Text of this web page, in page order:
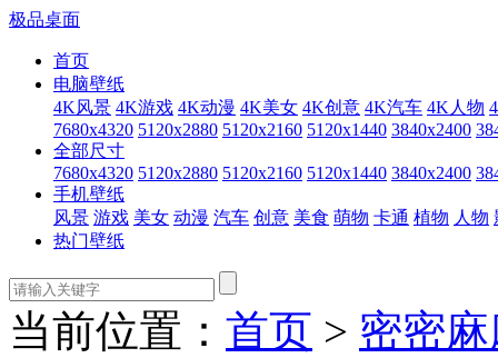
极品桌面
首页
电脑壁纸
4K风景 4K游戏 4K动漫 4K美女 4K创意 4K汽车 4K人物
7680x4320 5120x2880 5120x2160 5120x1440 3840x2400
全部尺寸
7680x4320 5120x2880 5120x2160 5120x1440 3840x2400
手机壁纸
风景 游戏 美女 动漫 汽车 创意 美食 萌物 卡通 植物 人物
热门壁纸
当前位置： 首页 > 密密